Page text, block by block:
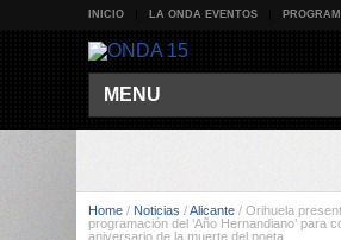
INICIO LA ONDA EVENTOS
MENU
Home / Noticias /Alicante / Orihuela
programación del ‘Año Hernandiano’ para
aniversario de la muerte del poeta